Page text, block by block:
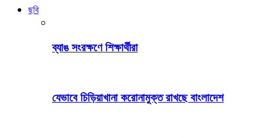
ছবি
ব্যাঙ সংরক্ষণে শিক্ষার্থীরা
যেভাবে চিড়িয়াখানা করোনামুক্ত রাখছে বাংলাদেশ